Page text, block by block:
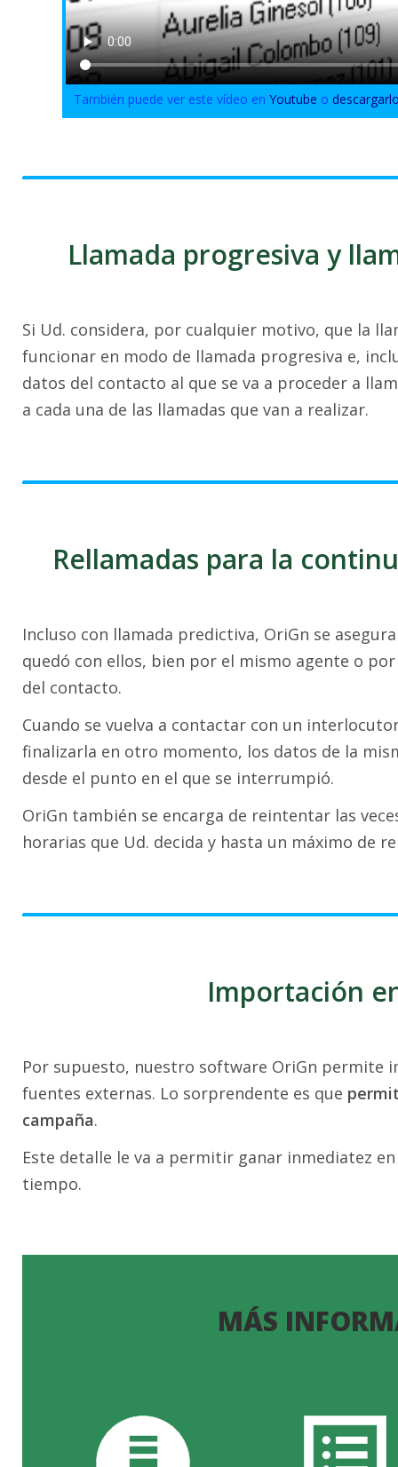
También puede ver este vídeo enYoutube o
Llamada progresiva y
Si Ud. considera, por cualquier motivo, que la
funcionar en modo de llamada progresiva e,
datos del contacto al que se va a proceder a
a cada una de las llamadas que van a realizar.
Rellamadas para la
Incluso con llamada predictiva, OriGn se
quedó con ellos, bien por el mismo agente o
del contacto.
Cuando se vuelva a contactar con un
finalizarla en otro momento, los datos de la
desde el punto en el que se interrumpió.
OriGn también se encarga de reintentar las
horarias que Ud. decida y hasta un máximo de
Importación
Por supuesto, nuestro software OriGn permite
fuentes externas. Lo sorprendente es que
campaña.
Este detalle le va a permitir ganar inmediatez
tiempo.
MÁS